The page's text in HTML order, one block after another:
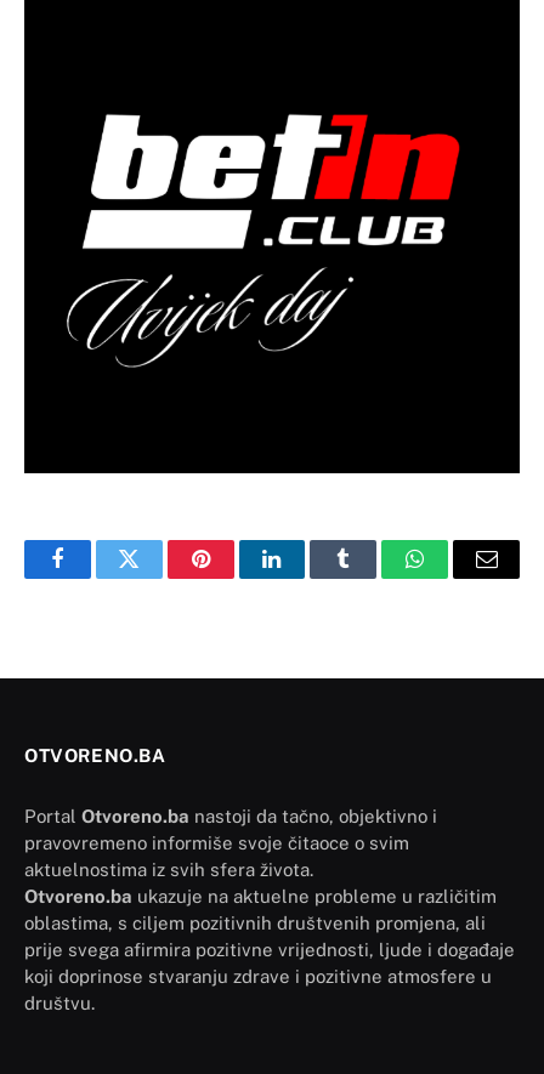
FacebookTwitter PinterestLinkedInTumblr WhatsAppEmail
OTVORENO.BA
Portal Otvoreno.ba nastoji da tačno, objektivno i
pravovremeno informiše svoje čitaoce o svim
aktuelnostima iz svih sfera života.
Otvoreno.ba ukazuje na aktuelne probleme u različitim
oblastima, s ciljem pozitivnih društvenih promjena, ali
prije svega afirmira pozitivne vrijednosti, ljude i događaje
koji doprinose stvaranju zdrave i pozitivne atmosfere u
društvu.